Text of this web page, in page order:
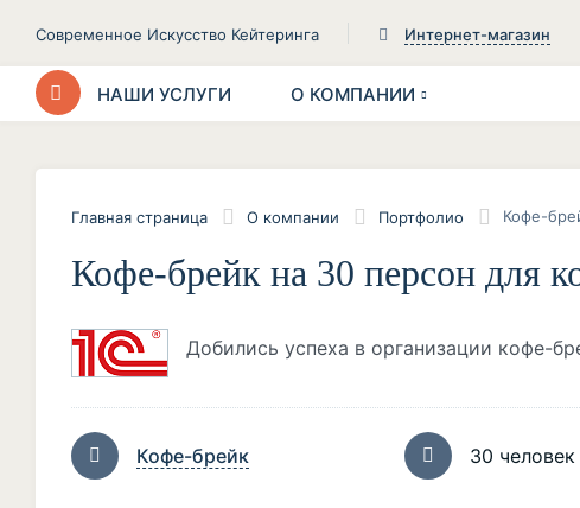
Современное Искусство Кейтеринга Интернет-магазин
НАШИ УСЛУГИ О КОМПАНИИ
Главная страница О компании Портфолио Кофе-
Кофе-брейк на 30 персон для
Добились успеха в организации кофе-
Кофе-брейк 30 человек